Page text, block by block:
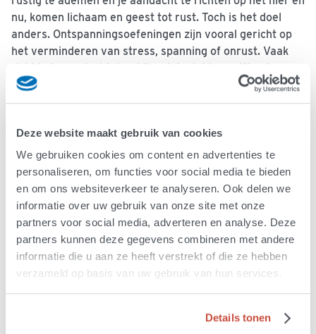
Deze website maakt gebruik van cookies
We gebruiken cookies om content en advertenties te
personaliseren, om functies voor social media te bieden
en om ons websiteverkeer te analyseren. Ook delen we
informatie over uw gebruik van onze site met onze
partners voor social media, adverteren en analyse. Deze
partners kunnen deze gegevens combineren met andere
informatie die u aan ze heeft verstrekt of die ze hebben
verzameld op basis van uw gebruik van hun services.
Details tonen
nu, komen lichaam en geest tot rust. Toch is het doel
anders. Ontspanningsoefeningen zijn vooral gericht op
het verminderen van stress, spanning of onrust. Vaak
richt je je aandacht daarbij op iets dat je prettig of
rustgevend vindt. Bij mindfulness staat niet het
verminderen van spanning centraal, maar het
tegenover alles wat je ervaart. Je leert om niet weg te
gaan van de moeilijke gedachten of gevoelens, maar er
bewust bij stil te staan, ze te onderzoeken en ze te
aanvaarden zoals ze zijn.
Mindfulness oefenen
Mindfulness vraagt om oefening. De meeste mensen
hebben baat bij begeleide oefeningen, waarbij een
trainer of stem je helpt om je aandacht te richten op je
nieuwsgierige houding leer je gedachten, gevoelens en